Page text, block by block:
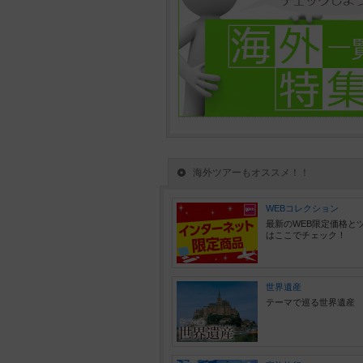
海外ツアーもオススメ！！
WEBコレクション
最新のWEB限定価格と
はここでチェック！
世界遺産
テーマで巡る世界遺産